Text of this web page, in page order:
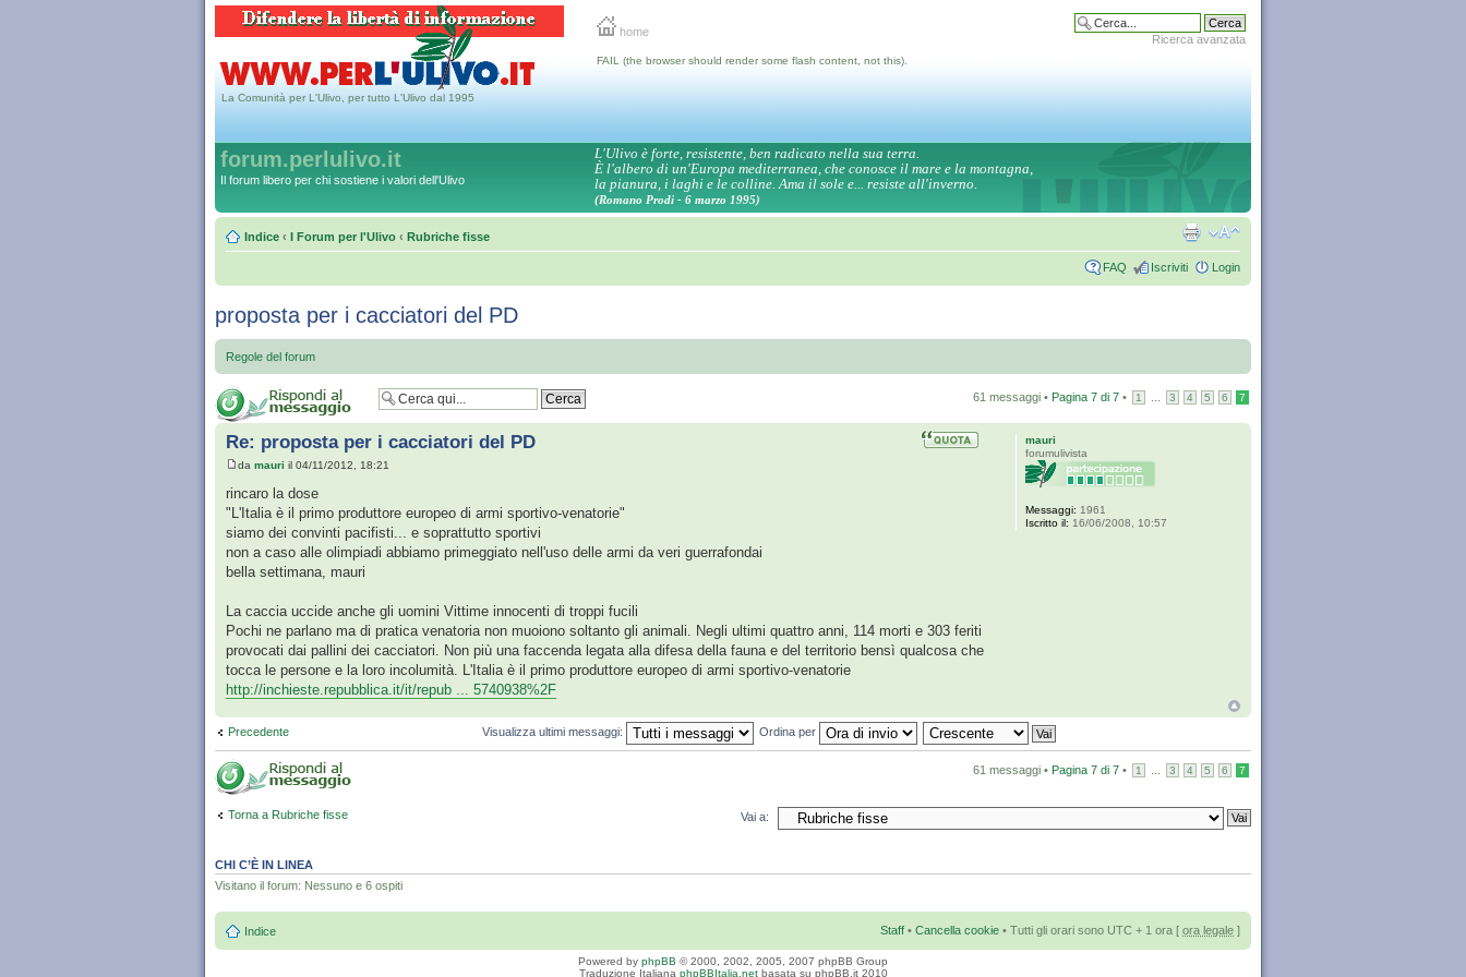
home
Ricerca avanzata
La Comunità per L'Ulivo, per tutto L'Ulivo dal 1995
FAIL (the browser should render some flash content, not this).
forum.perlulivo.it
Il forum libero per chi sostiene i valori dell'Ulivo
L'Ulivo è forte, resistente, ben radicato nella sua terra.
È l'albero di un'Europa mediterranea, che conosce il mare e la montagna,
la pianura, i laghi e le colline. Ama il sole e... resiste all'inverno.
(Romano Prodi - 6 marzo 1995)
Indice ‹ I Forum per l'Ulivo ‹ Rubriche fisse
FAQ Iscriviti Login
proposta per i cacciatori del PD
Regole del forum
61 messaggi • Pagina 7 di 7 • 1 3 4 5 6 7
Re: proposta per i cacciatori del PD
da mauri il 04/11/2012, 18:21
rincaro la dose
"L'Italia è il primo produttore europeo di armi sportivo-venatorie"
siamo dei convinti pacifisti... e soprattutto sportivi
non a caso alle olimpiadi abbiamo primeggiato nell'uso delle armi da veri guerrafondai
bella settimana, mauri
La caccia uccide anche gli uomini Vittime innocenti di troppi fucili
Pochi ne parlano ma di pratica venatoria non muoiono soltanto gli animali. Negli ultimi quattro anni, 114 morti e 303 feriti
provocati dai pallini dei cacciatori. Non più una faccenda legata alla difesa della fauna e del territorio bensì qualcosa che
tocca le persone e la loro incolumità. L'Italia è il primo produttore europeo di armi sportivo-venatorie
http://inchieste.repubblica.it/it/repub ... 5740938%2F
mauri
forumulivista
Messaggi: 1961
Iscritto il: 16/06/2008, 10:57
Precedente Visualizza ultimi messaggi: Ordina per
61 messaggi • Pagina 7 di 7 • 1 3 4 5 6 7
Torna a Rubriche fisse Vai a:
CHI C’È IN LINEA
Visitano il forum: Nessuno e 6 ospiti
Indice Staff • Cancella cookie • Tutti gli orari sono UTC + 1 ora [ ora legale ]
Powered by phpBB © 2000, 2002, 2005, 2007 phpBB Group
Traduzione Italiana phpBBItalia.netbasata su phpBB.it 2010